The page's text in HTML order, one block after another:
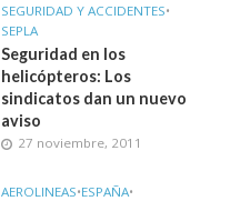
SEGURIDAD Y ACCIDENTES•
SEPLA
Seguridad en los
helicópteros: Los
sindicatos dan un nuevo
aviso
27 noviembre, 2011
AEROLINEAS•ESPAÑA•